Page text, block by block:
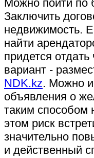
Можно пойти по
Заключить
недвижимость.
найти
придется
вариант -
NDK.kz. Можно
объявления о
таким способом
этом риск
значительно
и действенный